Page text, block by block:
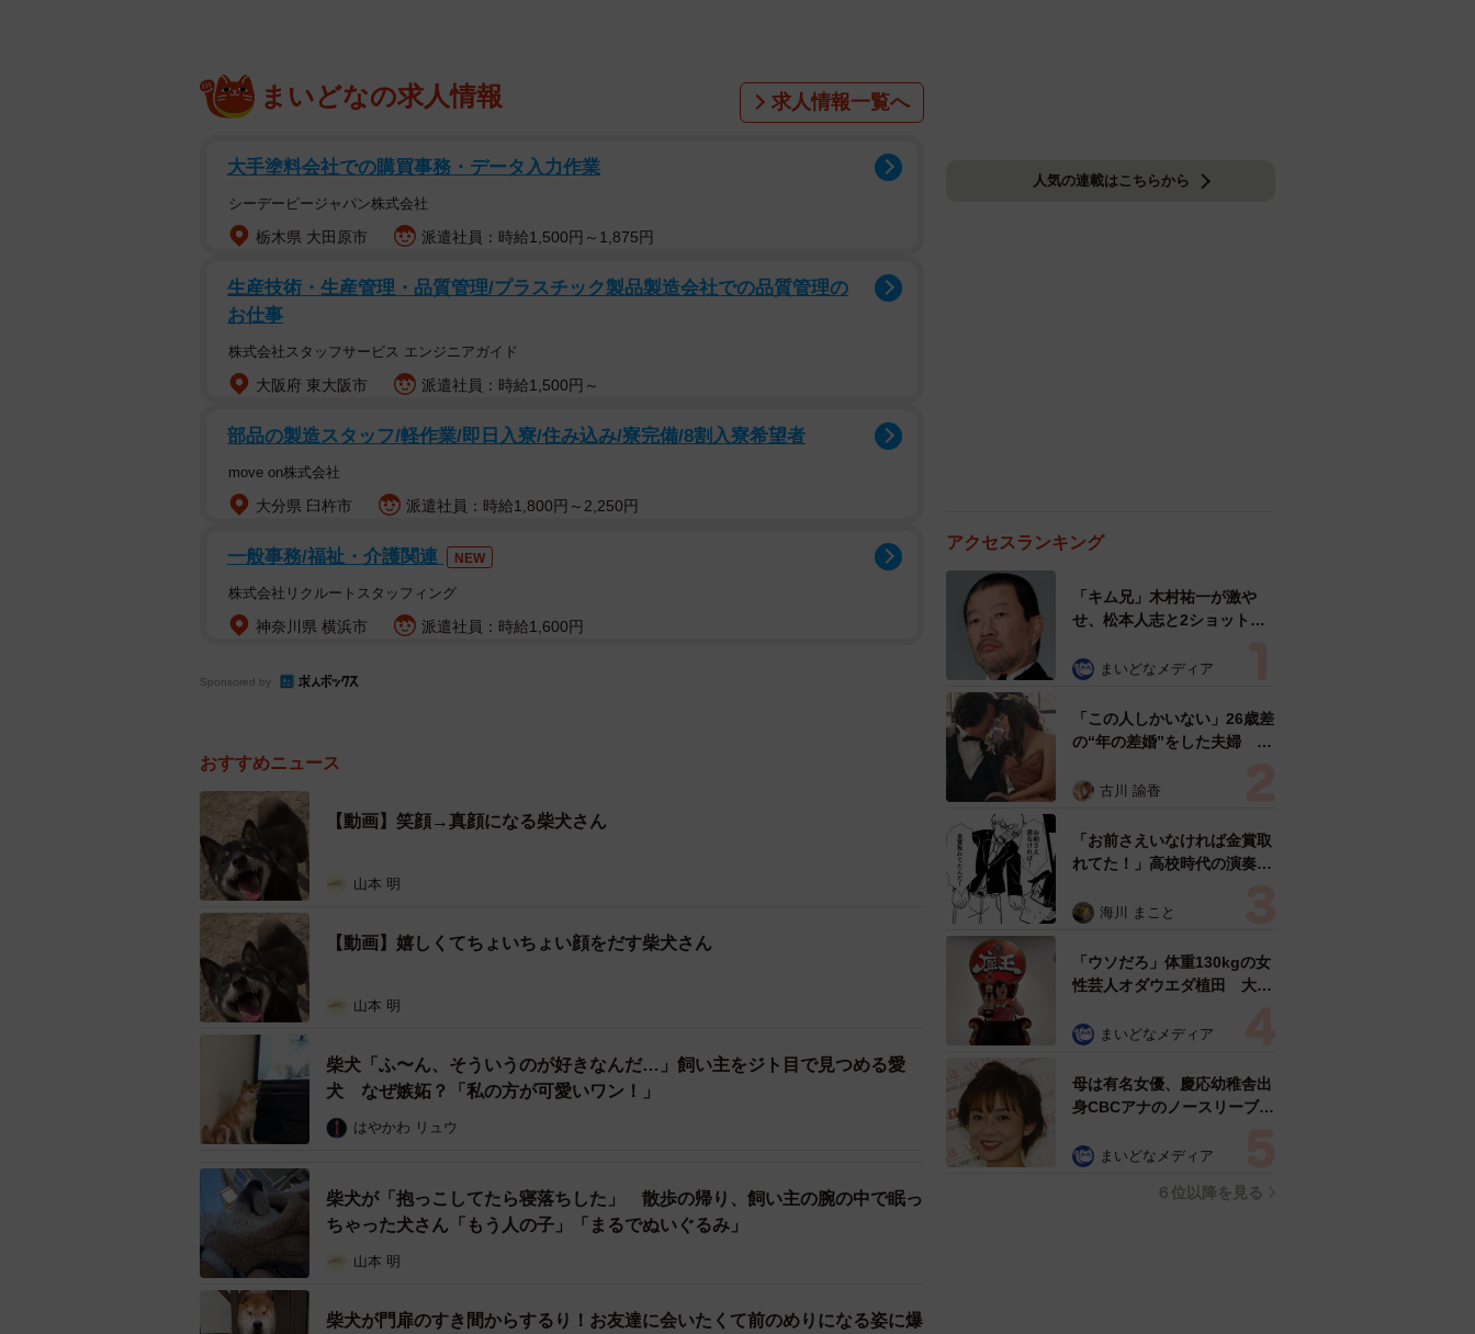
まいどなの求人情報 求人情報一覧へ
大手塗料会社での購買事務・データ入力作業
シーデーピージャパン株式会社
栃木県 大田原市 派遣社員：時給1,500円～1,875円
生産技術・生産管理・品質管理/プラスチック製品製造会社での品質管理の
お仕事
株式会社スタッフサービス エンジニアガイド
大阪府 東大阪市 派遣社員：時給1,500円～
部品の製造スタッフ/軽作業/即日入寮/住み込み/寮完備/8割入寮希望者
move on株式会社
大分県 臼杵市 派遣社員：時給1,800円～2,250円
一般事務/福祉・介護関連 NEW
株式会社リクルートスタッフィング
神奈川県 横浜市 派遣社員：時給1,600円
Sponsored by
おすすめニュース
【動画】笑顔→真顔になる柴犬さん
山本 明
【動画】嬉しくてちょいちょい顔をだす柴犬さん
山本 明
柴犬「ふ〜ん、そういうのが好きなんだ…」飼い主をジト目で見つめる愛
犬 なぜ嫉妬？「私の方が可愛いワン！」
はやかわ リュウ
柴犬が「抱っこしてたら寝落ちした」 散歩の帰り、飼い主の腕の中で眠っ
ちゃった犬さん「もう人の子」「まるでぬいぐるみ」
山本 明
柴犬が門扉のすき間からするり！お友達に会いたくて前のめりになる姿に爆
人気の連載はこちらから
アクセスランキング
「キム兄」木村祐一が激や
せ、松本人志と2ショット
「テキヤの兄さん」
まいどなメディア
「この人しかいない」26歳差
の“年の差婚”をした夫婦 出
た？ 今の思いを聞いた
古川 諭香
「お前さえいなければ金賞取
れてた！」高校時代の演奏会
生は楽器修理職人に 10年後
ぬ申し出【漫画】
海川 まこと
「ウソだろ」体重130kgの女
性芸人オダウエダ植田 大学
で」 まいどなメディア
母は有名女優、慶応幼稚舎出
身CBCアナのノースリーブ姿
る」「天使の笑顔」
まいどなメディア
６位以降を見る